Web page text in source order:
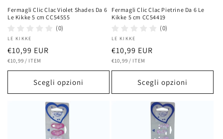
Fermagli Clic Clac Violet Shades Da 6
Le Kikke 5 cm CC54555
(0)
Fornitore:
LE KIKKE
Prezzo
di
listino
€10,99 EUR
PREZZO
€10,99 / PER
ITEM
Scegli opzioni
Fermagli Clic Clac Pietrine Da 6 Le
Kikke 5 cm CC54419
(0)
Fornitore:
LE KIKKE
Prezzo
di
listino
€10,99 EUR
PREZZO
€10,99 / PER
ITEM
Scegli opzioni